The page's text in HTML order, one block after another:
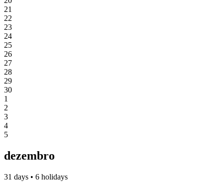
21
22
23
24
25
26
27
28
29
30
1
2
3
4
5
dezembro
31 days • 6 holidays